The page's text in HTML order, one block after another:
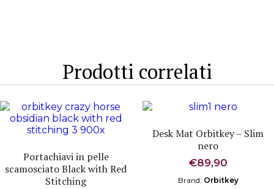
Prodotti correlati
Portachiavi in pelle
scamosciato Black with Red
Stitching
Desk Mat Orbitkey – Slim
nero
€89,90
Brand: Orbitkey